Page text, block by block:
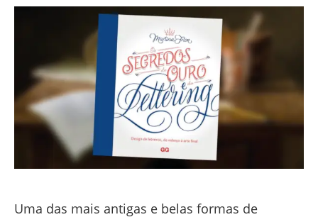
Uma das mais antigas e belas formas de